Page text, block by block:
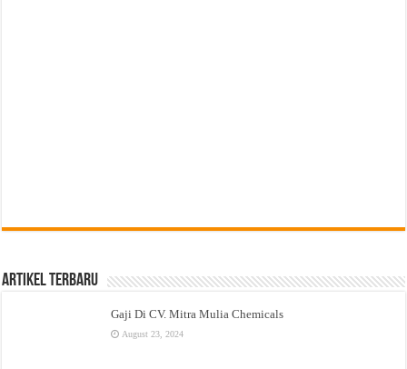
Artikel Terbaru
Gaji Di CV. Mitra Mulia Chemicals
August 23, 2024